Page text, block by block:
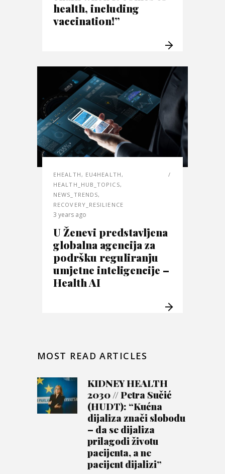
health, including
vaccination!”
EHEALTH, EU4HEALTH,
HEALTH_HUB_TOPICS,
NEWS_TRENDS,
RECOVERY_RESILIENCE
3 years ago
U Ženevi predstavljena
globalna agencija za
podršku reguliranju
umjetne inteligencije –
Health AI
MOST READ ARTICLES
KIDNEY HEALTH
2030 // Petra Sučić
(HUDT): “Kućna
dijaliza znači slobodu
– da se dijaliza
prilagodi životu
pacijenta, a ne
pacijent dijalizi”